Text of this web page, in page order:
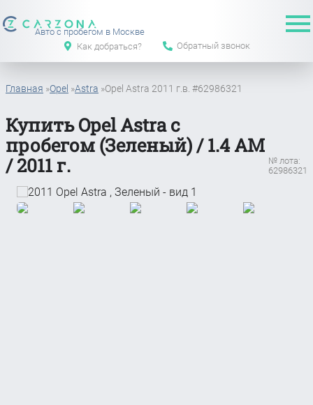
Авто с пробегом в Москве
Как добраться?
Обратный звонок
Главная »Opel »Astra »Opel Astra 2011 г.в. #62986321
Купить Opel Astra с
пробегом (Зеленый) / 1.4 АМ
/ 2011 г.
№ лота:
62986321